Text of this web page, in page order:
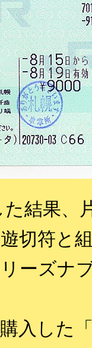
結果、
切符と
ーズナ
入した